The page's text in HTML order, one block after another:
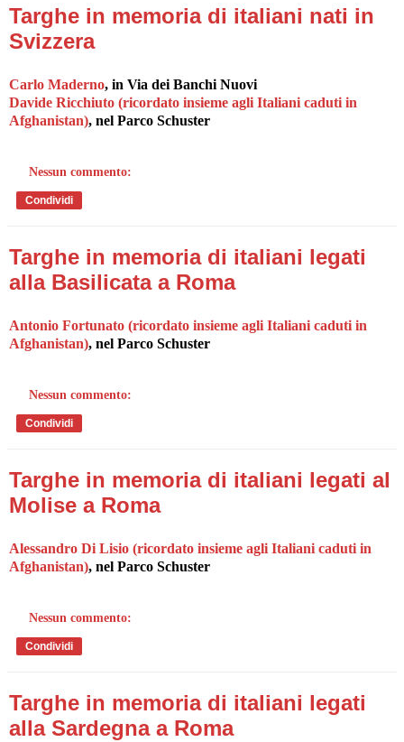
Targhe in memoria di italiani nati in
Svizzera
Carlo Maderno, in Via dei Banchi Nuovi
Davide Ricchiuto (ricordato insieme agli Italiani caduti in
Afghanistan), nel Parco Schuster
Nessun commento:
Condividi
Targhe in memoria di italiani legati
alla Basilicata a Roma
Antonio Fortunato (ricordato insieme agli Italiani caduti in
Afghanistan), nel Parco Schuster
Nessun commento:
Condividi
Targhe in memoria di italiani legati al
Molise a Roma
Alessandro Di Lisio (ricordato insieme agli Italiani caduti in
Afghanistan), nel Parco Schuster
Nessun commento:
Condividi
Targhe in memoria di italiani legati
alla Sardegna a Roma